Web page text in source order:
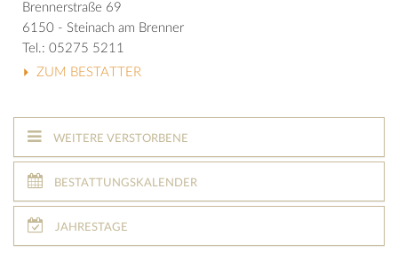
Brennerstraße 69
6150 - Steinach am Brenner
Tel.: 05275 5211
ZUM BESTATTER
WEITERE VERSTORBENE
BESTATTUNGSKALENDER
JAHRESTAGE